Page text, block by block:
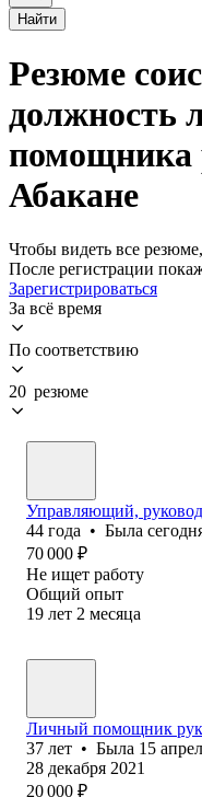
Найти
Резюме
должность
помощника
Абакане
Чтобы видеть все
После регистрации
Зарегистрироваться
За всё время
По соответствию
20 резюме
Управляющий,
44 года • Была
70 000 ₽
Не ищет работу
Общий опыт
19 лет 2 месяца
Личный помощник
37 лет • Была 15
28 декабря 2021
20 000 ₽